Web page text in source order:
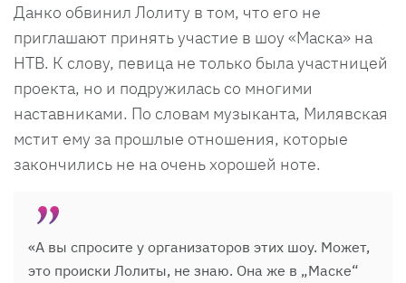
Данко обвинил Лолиту в том, что его не
приглашают принять участие в шоу «Маска» на
НТВ. К слову, певица не только была участницей
проекта, но и подружилась со многими
наставниками. По словам музыканта, Милявская
мстит ему за прошлые отношения, которые
закончились не на очень хорошей ноте.
«А вы спросите у организаторов этих шоу. Может,
это происки Лолиты, не знаю. Она же в „Маске“